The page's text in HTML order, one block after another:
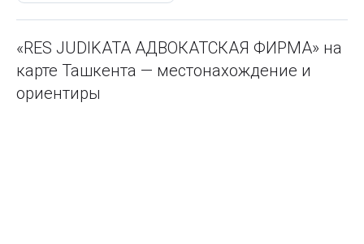
«RES JUDIKATA АДВОКАТСКАЯ ФИРМА» на
карте Ташкента — местонахождение и
ориентиры